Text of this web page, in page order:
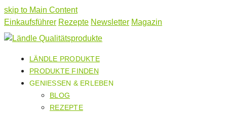
skip to Main Content
Einkaufsführer Rezepte Newsletter Magazin
LÄNDLE PRODUKTE
PRODUKTE FINDEN
GENIESSEN & ERLEBEN
BLOG
REZEPTE